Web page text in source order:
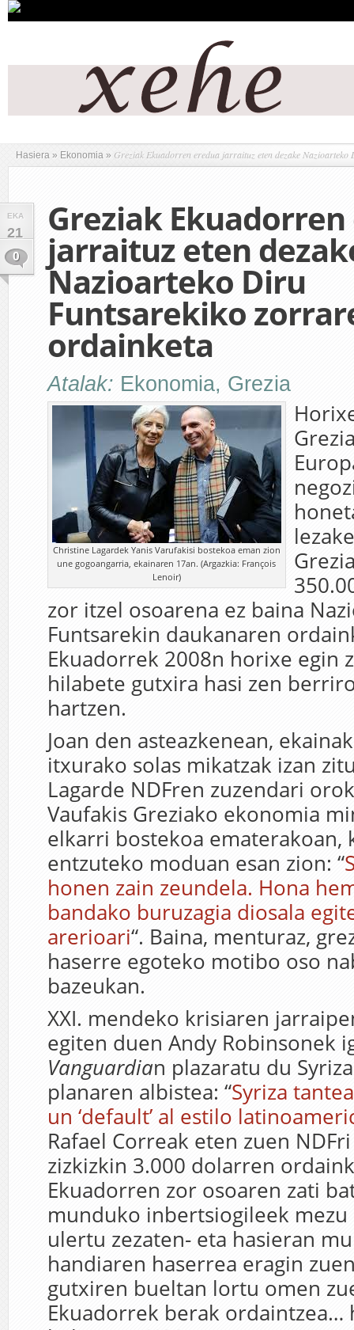
Hasiera » Ekonomia » Greziak Ekuadorren eredua jarraituz eten dezake
EKA
21
0
Greziak
jarraituz eten
Nazioarteko Diru
Funtsarekiko
ordainketa
Atalak: Ekonomia, Grezia
Christine Lagardek Yanis Varufakisi bostekoa eman zion
une gogoangarria, ekainaren 17an. (Argazkia: François
Lenoir)
zor itzel osoarena ez baina
Funtsarekin daukanaren
Ekuadorrek 2008n horixe egin
hilabete gutxira hasi zen
hartzen.
Joan den asteazkenean,
itxurako solas mikatzak izan
Lagarde NDFren zuzendari
Vaufakis Greziako ekonomia
elkarri bostekoa ematerakoan,
entzuteko moduan esan zion: “
honen zain zeundela. Hona
bandako buruzagia diosala
arerioari“. Baina, menturaz,
haserre egoteko motibo oso
bazeukan.
XXI. mendeko krisiaren
egiten duen Andy Robinsonek
Vanguardian plazaratu du
planaren albistea: “Syriza
un ‘default’ al estilo
Rafael Correak eten zuen
zizkizkin 3.000 dolarren
Ekuadorren zor osoaren zati
munduko inbertsiogileek
ulertu zezaten- eta hasieran
handiaren haserrea eragin
gutxiren bueltan lortu omen
Ekuadorrek berak ordaintzea…